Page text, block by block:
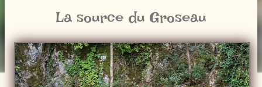
La source du Groseau